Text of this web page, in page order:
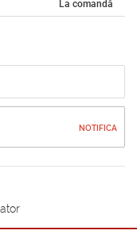
La comandă
NOTIFICA